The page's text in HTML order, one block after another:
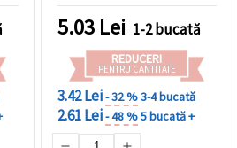
pentru înșirat
5.03 Lei 1-2 bucată
REDUCERI
PENTRU CANTITATE
3.42 Lei- 32 %3-4 bucată
2.61 Lei- 48 %5 bucată +